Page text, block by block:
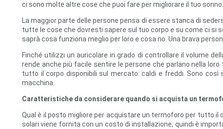
ci sono molte altre cose che puoi fare per migliorare il tuo sonno.
La maggior parte delle persone pensa di essere stanca di
tutte le cose che dovresti sapere sul tuo corpo e su come ci si
saprà cosa funziona meglio per loro e cosa no. Una brava
Finché utilizzi un auricolare in grado di controllare il volume
rende anche più facile sentire le persone che parlano nella
tutto il corpo disponibili sul mercato: caldi e freddi. Sono
macchina.
Caratteristiche da considerare quando si acquista un
Qual è il posto migliore per acquistare un termoforo per tutto il
solari viene fornita con un costo di installazione, quindi è